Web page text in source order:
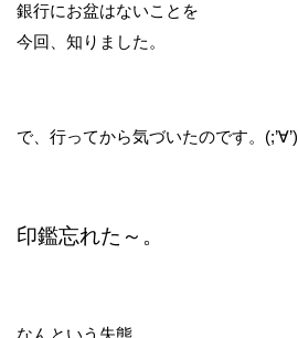
銀行にお盆はないことを
今回、知りました。
で、行ってから気づいたのです。(;’∀’)
印鑑忘れた～。
なんという失態。